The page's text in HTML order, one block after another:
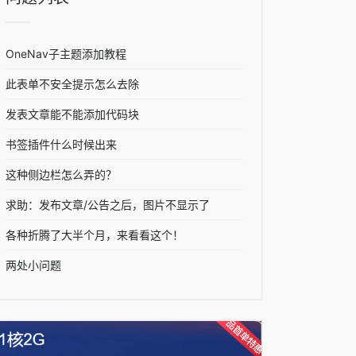
OneNav子主题添加教程
此表单不安全提示怎么去除
发表文章能不能添加代码块
书签插件什么时候出来
这种侧边栏怎么弄的？
求助：发布文章/公告之后，图片不显示了
各种折腾了大半个月，来看看这个！
两处小问题